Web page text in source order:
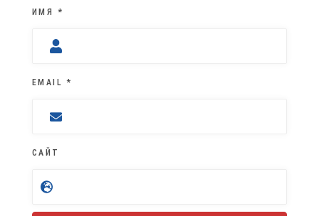
ИМЯ *
EMAIL*
САЙТ